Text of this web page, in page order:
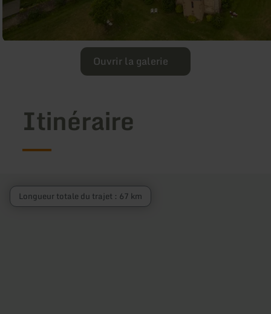
Ouvrir la galerie
Itinéraire
Longueur totale du trajet : 67 km